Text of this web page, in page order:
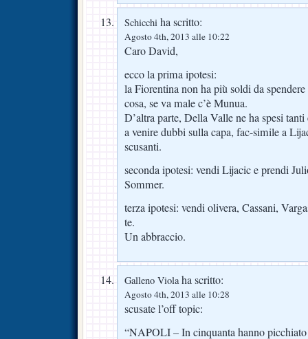
Schicchi ha scritto:
Agosto 4th, 2013 alle 10:22
Caro David,
ecco la prima ipotesi:
la Fiorentina non ha più soldi da
cosa, se va male c’è Munua.
D’altra parte, Della Valle ne ha spesi
a venire dubbi sulla capa, fac-simile a
scusanti.
seconda ipotesi: vendi Lijacic e prendi
Sommer.
terza ipotesi: vendi olivera, Cassani,
te.
Un abbraccio.
Galleno Violaha scritto:
Agosto 4th, 2013 alle 10:28
scusate l’off topic:
“NAPOLI – In cinquanta hanno